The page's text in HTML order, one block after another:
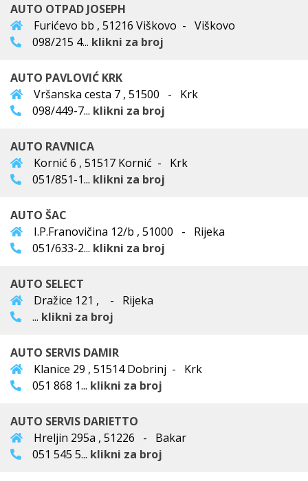
AUTO OTPAD JOSEPH
Furićevo bb , 51216 Viškovo - Viškovo
098/215 4... klikni za broj
AUTO PAVLOVIĆ KRK
Vršanska cesta 7 , 51500 - Krk
098/449-7... klikni za broj
AUTO RAVNICA
Kornić 6 , 51517 Kornić - Krk
051/851-1... klikni za broj
AUTO ŠAC
I.P.Franovičina 12/b , 51000 - Rijeka
051/633-2... klikni za broj
AUTO SELECT
Dražice 121 , - Rijeka
... klikni za broj
AUTO SERVIS DAMIR
Klanice 29 , 51514 Dobrinj - Krk
051 868 1... klikni za broj
AUTO SERVIS DARIETTO
Hreljin 295a , 51226 - Bakar
051 545 5... klikni za broj